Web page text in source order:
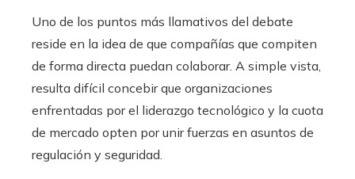
Uno de los puntos más llamativos del debate
reside en la idea de que compañías que compiten
de forma directa puedan colaborar. A simple vista,
resulta difícil concebir que organizaciones
enfrentadas por el liderazgo tecnológico y la cuota
de mercado opten por unir fuerzas en asuntos de
regulación y seguridad.